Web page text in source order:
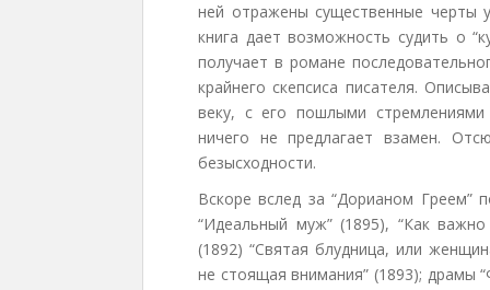
ней отражены существенные черты
книга дает возможность судить о
получает в романе
крайнего скепсиса писателя.
веку, с его пошлыми стремлениями
ничего не предлагает взамен.
безысходности.
Вскоре вслед за “Дорианом Греем”
“Идеальный муж” (1895), “Как
(1892) “Святая блудница, или
не стоящая внимания” (1893); драмы